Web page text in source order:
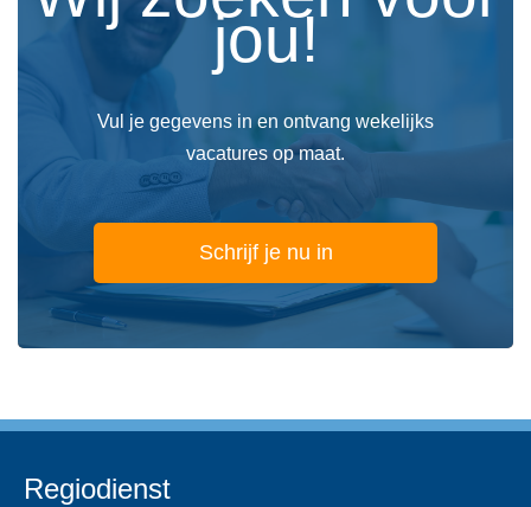
jou!
Vul je gegevens in en ontvang wekelijks
vacatures op maat.
Schrijf je nu in
Regiodienst